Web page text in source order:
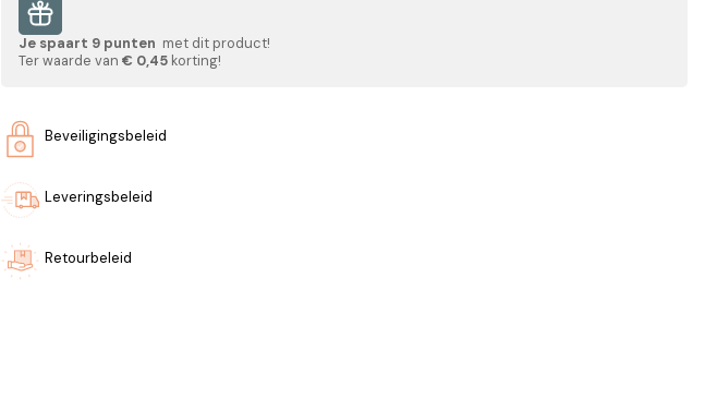
Je spaart 9 punten met dit product!
Ter waarde van € 0,45 korting!
Beveiligingsbeleid
Leveringsbeleid
Retourbeleid